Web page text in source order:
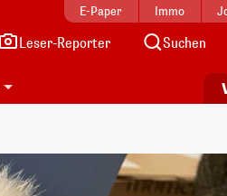
E-Paper Immo
Leser-Reporter Suchen